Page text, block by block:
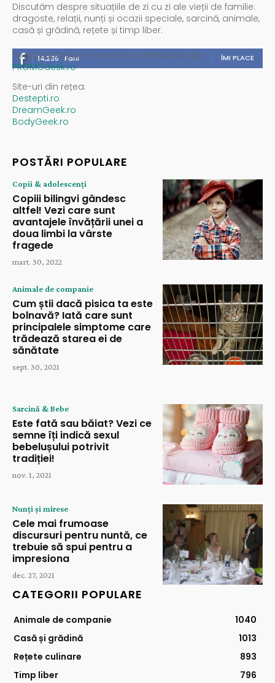
Discutăm despre situațiile de zi cu zi ale vieții de familie:
dragoste, relații, nunți și ocazii speciale, sarcină, animale,
casă și grădină, rețete și timp liber.
14,235 Fani ÎMI PLACE
Spații publicitare / reclamă administrată de
PROMOdesk.ro
Site-uri din rețea:
Destepti.ro
DreamGeek.ro
BodyGeek.ro
POSTĂRI POPULARE
Copii & adolescenți
Copiii bilingvi gândesc
altfel! Vezi care sunt
avantajele învățării unei a
doua limbi la vârste
fragede
mart. 30, 2022
Animale de companie
Cum știi dacă pisica ta este
bolnavă? Iată care sunt
principalele simptome care
trădează starea ei de
sănătate
sept. 30, 2021
Sarcină & Bebe
Este fată sau băiat? Vezi ce
semne îți indică sexul
bebelușului potrivit
tradiției!
nov. 1, 2021
Nunți și mirese
Cele mai frumoase
discursuri pentru nuntă, ce
trebuie să spui pentru a
impresiona
dec. 27, 2021
CATEGORII POPULARE
Animale de companie
1040
Casă și grădină
1013
Rețete culinare
893
Timp liber
796